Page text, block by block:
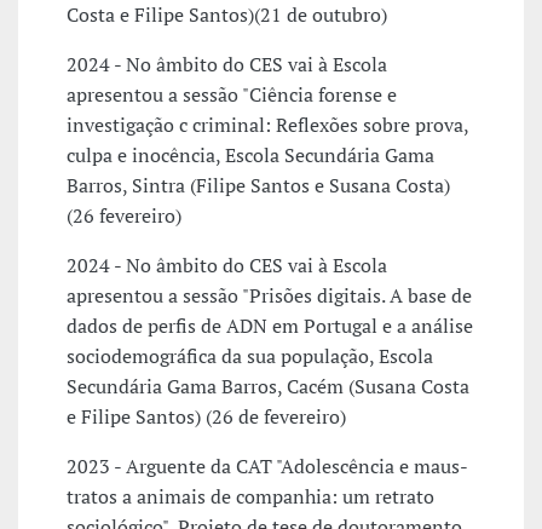
Costa e Filipe Santos)(21 de outubro)
2024 - No âmbito do CES vai à Escola
apresentou a sessão "Ciência forense e
investigação c criminal: Reflexões sobre prova,
culpa e inocência, Escola Secundária Gama
Barros, Sintra (Filipe Santos e Susana Costa)
(26 fevereiro)
2024 - No âmbito do CES vai à Escola
apresentou a sessão "Prisões digitais. A base de
dados de perfis de ADN em Portugal e a análise
sociodemográfica da sua população, Escola
Secundária Gama Barros, Cacém (Susana Costa
e Filipe Santos) (26 de fevereiro)
2023 - Arguente da CAT "Adolescência e maus-
tratos a animais de companhia: um retrato